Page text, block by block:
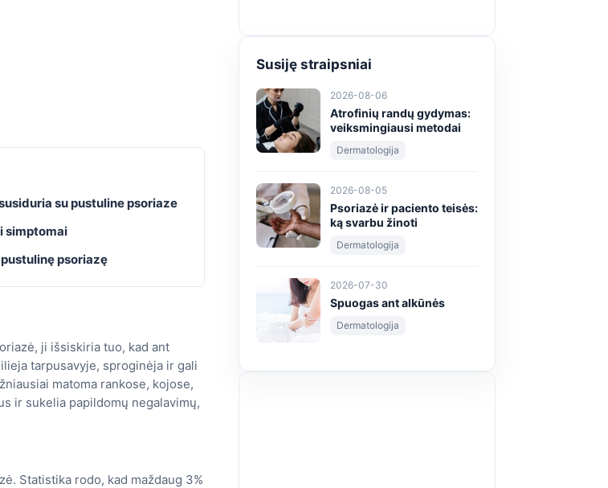
su pustuline psoriaze
simptomai
psoriazę
ji išsiskiria tuo, kad ant
tarpusavyje, sproginėja ir gali
matoma rankose, kojose,
ir sukelia papildomų negalavimų,
Statistika rodo, kad maždaug 3%
Susiję straipsniai
2026-08-06
Atrofinių randų gydymas:
veiksmingiausi metodai
Dermatologija
2026-08-05
Psoriazė ir paciento teisės:
ką svarbu žinoti
Dermatologija
2026-07-30
Spuogas ant alkūnės
Dermatologija